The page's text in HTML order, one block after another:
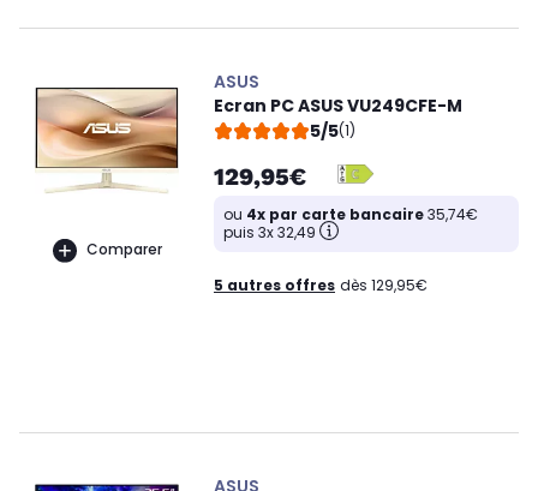
Comparer
ASUS
Ecran PC ASUS VU249CFE-M
5/5(1)
129,95€
ou 4x par carte bancaire35,74€
puis 3x 32,49
5 autres offres dès 129,95€